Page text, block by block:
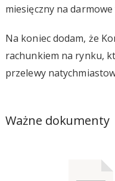
miesięczny na
Na koniec dodam, że
rachunkiem na rynku,
przelewy
Ważne dokumenty